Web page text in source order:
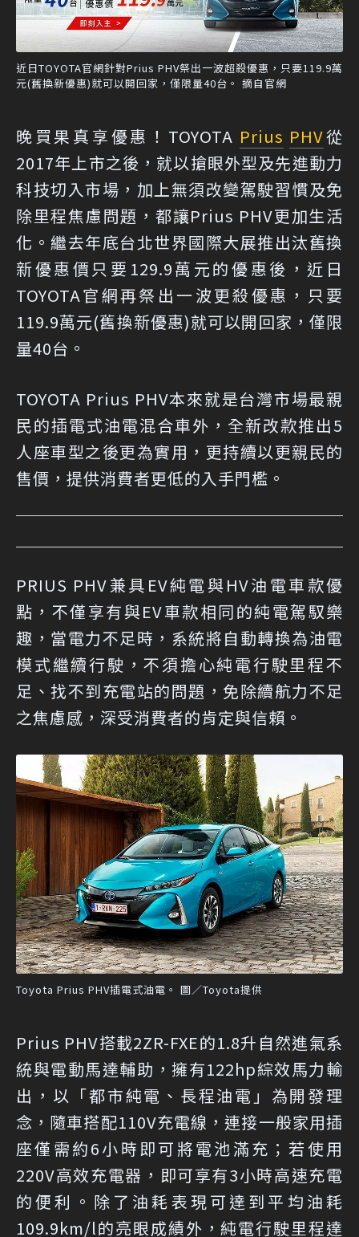
近日TOYOTA官網針對Prius PHV祭出一波超殺優惠，只要119.9萬
元(舊換新優惠)就可以開回家，僅限量40台。 摘自官網
晚買果真享優惠！TOYOTA Prius PHV從
2017年上市之後，就以搶眼外型及先進動力
科技切入市場，加上無須改變駕駛習慣及免
除里程焦慮問題，都讓Prius PHV更加生活
化。繼去年底台北世界國際大展推出汰舊換
新優惠價只要129.9萬元的優惠後，近日
TOYOTA官網再祭出一波更殺優惠，只要
119.9萬元(舊換新優惠)就可以開回家，僅限
量40台。
TOYOTA Prius PHV本來就是台灣市場最親
民的插電式油電混合車外，全新改款推出5
人座車型之後更為實用，更持續以更親民的
售價，提供消費者更低的入手門檻。
PRIUS PHV兼具EV純電與HV油電車款優
點，不僅享有與EV車款相同的純電駕馭樂
趣，當電力不足時，系統將自動轉換為油電
模式繼續行駛，不須擔心純電行駛里程不
足、找不到充電站的問題，免除續航力不足
之焦慮感，深受消費者的肯定與信賴。
Toyota Prius PHV插電式油電。 圖／Toyota提供
Prius PHV搭載2ZR-FXE的1.8升自然進氣系
統與電動馬達輔助，擁有122hp綜效馬力輸
出，以「都市純電、長程油電」為開發理
念，隨車搭配110V充電線，連接一般家用插
座僅需約6小時即可將電池滿充；若使用
220V高效充電器，即可享有3小時高速充電
的便利。除了油耗表現可達到平均油耗
109.9km/l的亮眼成績外，純電行駛里程達